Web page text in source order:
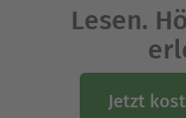
Collection.
Über Henri Nouwen
1996. Professor für
Lesen.
Jetzt